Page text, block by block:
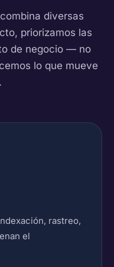
diversas
priorizamos las
de negocio — no
lo que mueve
rastreo,
el